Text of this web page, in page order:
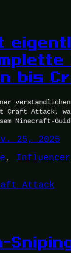
bis
Craft Attack,
Minecraft-
25, 2025
, Influencer
Attack